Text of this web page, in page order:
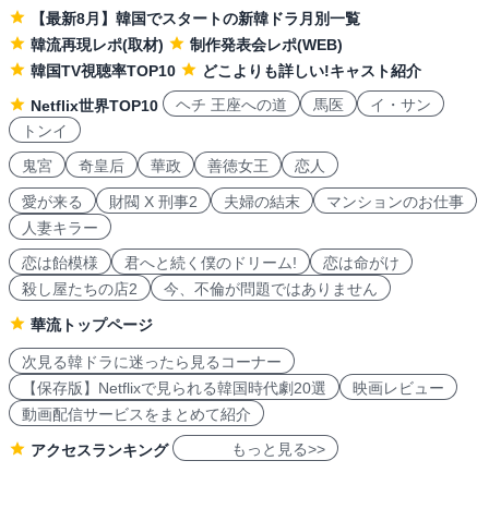
【最新8月】韓国でスタートの新韓ドラ月別一覧
韓流再現レポ(取材)
制作発表会レポ(WEB)
韓国TV視聴率TOP10
どこよりも詳しい!キャスト紹介
Netflix世界TOP10
ヘチ 王座への道 馬医
イ・サン
トンイ
鬼宮
奇皇后 華政 善徳女王 恋人
愛が来る 財閥 X 刑事2 夫婦の結末
マンションのお仕事
人妻キラー
恋は飴模様
君へと続く僕のドリーム!
恋は命がけ
殺し屋たちの店2
今、不倫が問題ではありません
華流トップページ
次見る韓ドラに迷ったら見るコーナー
【保存版】Netflixで見られる韓国時代劇20選
映画レビュー
動画配信サービスをまとめて紹介
アクセスランキング もっと見る>>